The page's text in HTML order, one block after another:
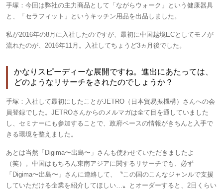
手塚： 今回は弊社の主力商品として「ながらウォーク」という健康器具
と、「セラフィット」というキッチン用品を出品しました。
私が2016年の8月に入社したのですが、最初に中国越境ECとしてモノが
流れたのが、2016年11月。入社してちょうど3ヵ月後でした。
かなりスピーディーな展開ですね。進出にあたっては、
どのようなリサーチをされたのでしょうか？
手塚： 入社して最初にしたことがJETRO（日本貿易振機構）さんへの会
員登録でした。JETROさんからのメルマガは全て目を通していました
し、セミナーにも参加することで、政府ベースの情報がきちんと入手で
きる環境を整えました。
あとは当然「Digima〜出島〜」さんも使わせていただきましたよ
（笑）。中国はもちろん東南アジアに関するリサーチでも、必ず
「Digima〜出島〜」さんに連絡して、〝この国のこんなジャンルで支援
していただける企業を紹介してほしい…〟とオーダーすると、2日くらい